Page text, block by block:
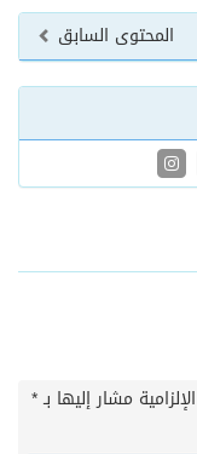
المحتوى السابق
مشار إليها بـ*